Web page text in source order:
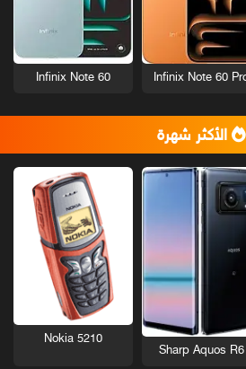
Infinix Note 60
Infinix Note 60
الأكثر شهرة
Sharp Aquos R6
Nokia 5210